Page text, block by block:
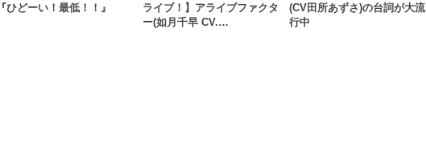
『ひどーい！最低！！』
ライブ！】アライブファクタ
ー(如月千早 CV.…
(CV田所あずさ)の台詞が大流
行中